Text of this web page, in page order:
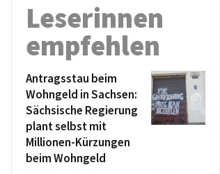
Leserinnen
empfehlen
Antragsstau beim
Wohngeld in Sachsen:
Sächsische Regierung
plant selbst mit
Millionen-Kürzungen
beim Wohngeld